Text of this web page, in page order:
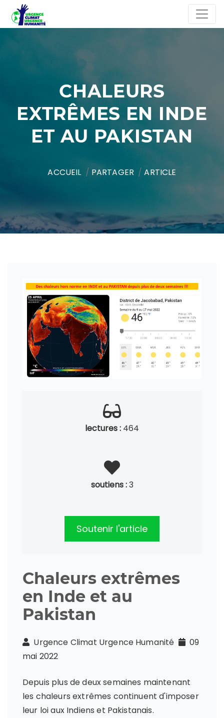
CHALEURS
EXTRÊMES EN INDE
ET AU PAKISTAN
ACCUEIL PARTAGER ARTICLE
lectures : 464
soutiens :3
Soutenir l'article
Chaleurs extrêmes
en Inde et au
Pakistan
Urgence Climat Urgence Humanité
09
mai 2022
Depuis plus de deux semaines maintenant
les chaleurs extrêmes continuent d'imposer
leur loi aux Indiens et Pakistanais.